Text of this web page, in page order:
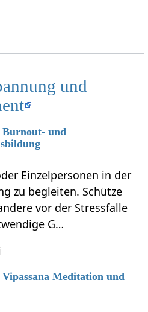
und
Burnout- und
Einzelpersonen in der
zu begleiten. Schütze
vor der Stressfalle
G…
Vipassana Meditation und